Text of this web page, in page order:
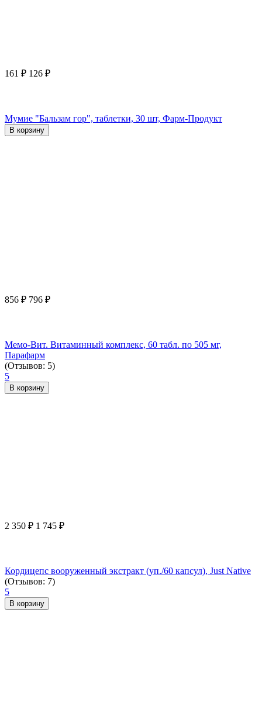
161 ₽ 126 ₽
Мумие "Бальзам гор", таблетки, 30 шт, Фарм-Продукт
В корзину
856 ₽ 796 ₽
Мемо-Вит. Витаминный комплекс, 60 табл. по 505 мг,
Парафарм
(Отзывов: 5)
5
В корзину
2 350 ₽ 1 745 ₽
Кордицепс вооруженный экстракт (уп./60 капсул), Just Native
(Отзывов: 7)
5
В корзину